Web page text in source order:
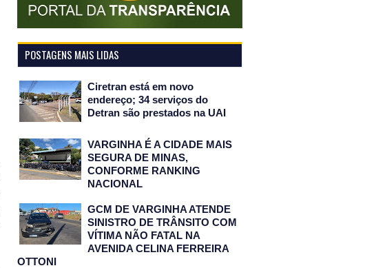
POSTAGENS MAIS LIDAS
Ciretran está em novo
endereço; 34 serviços do
Detran são prestados na UAI
VARGINHA É A CIDADE MAIS
SEGURA DE MINAS,
CONFORME RANKING
NACIONAL
GCM DE VARGINHA ATENDE
SINISTRO DE TRÂNSITO COM
VÍTIMA NÃO FATAL NA
AVENIDA CELINA FERREIRA
OTTONI